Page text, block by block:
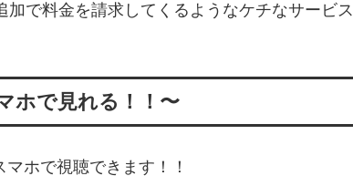
で料金を請求してくるようなケチなサービス
ホで見れる！！〜
ホで視聴できます！！